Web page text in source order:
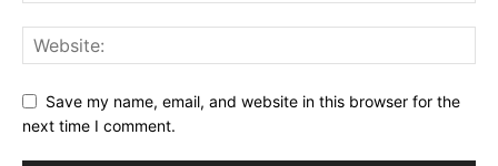
Save my name, email, and website in this browser for the
next time I comment.